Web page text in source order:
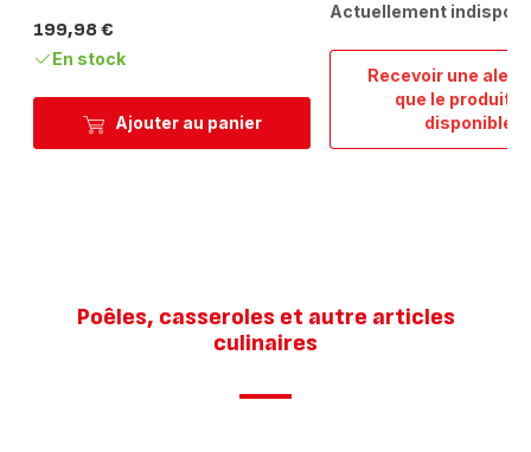
Ajouter au panier
Prix
199,98 €
En stock
Recevoir une
que le produit
disponible
Inox
Actuellement
Poêles, casseroles et autre articles
culinaires